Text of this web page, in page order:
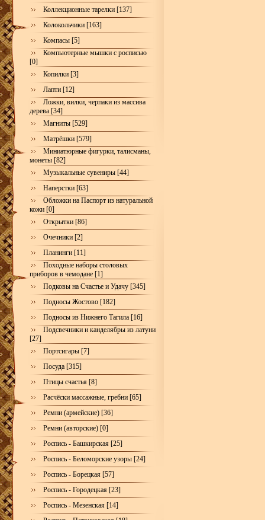
Коллекционные тарелки [137]
Колокольчики [163]
Компасы [5]
Компьютерные мышки с росписью
[0]
Копилки [3]
Лапти [12]
Ложки, вилки, черпаки из массива
дерева [34]
Магниты [529]
Матрёшки [579]
Миниатюрные фигурки, талисманы,
монеты [82]
Музыкальные сувениры [44]
Наперстки [63]
Обложки на Паспорт из натуральной
кожи [0]
Открытки [86]
Очечники [2]
Планинги [11]
Походные наборы столовых
приборов в чемодане [1]
Подковы на Счастье и Удачу [345]
Подносы Жостово [182]
Подносы из Нижнего Тагила [16]
Подсвечники и канделябры из латуни
[27]
Портсигары [7]
Посуда [315]
Птицы счастья [8]
Расчёски массажные, гребни [65]
Ремни (армейские) [36]
Ремни (авторские) [0]
Роспись - Башкирская [25]
Роспись - Беломорские узоры [24]
Роспись - Борецкая [57]
Роспись - Городецкая [23]
Роспись - Мезенская [14]